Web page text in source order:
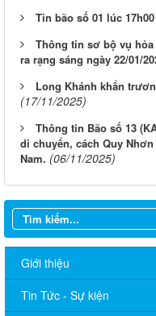
Tin bão số 01 lúc
Thông tin sơ bộ vụ
ra rạng sáng ngày 22/01/
Long Khánh khẩn
(17/11/2025)
Thông tin Bão số 13
di chuyển, cách Quy
Nam. (06/11/2025)
Giới thiệu
Tin Tức - Sự kiện